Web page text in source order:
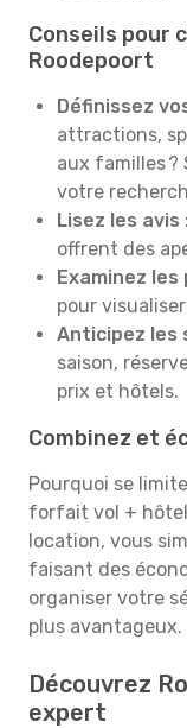
Conseils pour
Roodepoort
Définissez
attractions,
aux familles
votre
Lisez les avis :
offrent des
Examinez les
pour
Anticipez les
saison,
prix et hôtels.
Combinez et
Pourquoi se
forfait vol +
location, vous
faisant des
organiser votre
plus avantageux.
Découvrez
expert